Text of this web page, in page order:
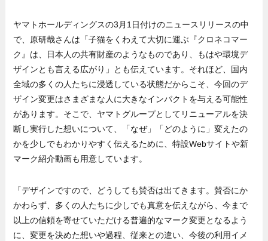
ヤマトホールディングスの3月1日付けのニュースリリースの中
で、原研哉さんは「子猫をくわえて大切に運ぶ『クロネコマー
ク』は、日本人の共有財産のようなものであり、もはや環境デ
ザインとも言える広がり」とも伝えています。それほど、国内
全域の多くの人たちに浸透している状態だからこそ、今回のデ
ザイン変更はさまざまな人に大きなインパクトを与える可能性
があります。そこで、ヤマトグループとしてリニューアルを決
断し実行した想いについて、「なぜ」「どのように」変えたの
かを少しでもわかりやすく伝えるために、特設Webサイトや新
マーク紹介動画も用意しています。
「デザインですので、どうしても賛否は出てきます。賛否にか
かわらず、多くの人たちに少しでも真意を伝えながら、今まで
以上の信頼を寄せていただける普遍的なマーク変更となるよう
に、変更を決めた想いや過程、従来との違い、今後の利用イメ